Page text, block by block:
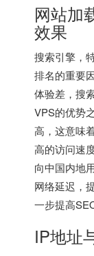
网站加
效果
搜索引擎，
排名的重要
体验差，搜
VPS的优势
高，这意味
高的访问速
向中国内地
网络延迟，
一步提高
IP地址